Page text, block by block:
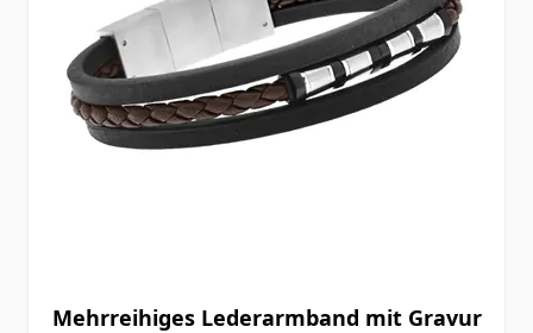
Mehrreihiges Lederarmband mit Gravur